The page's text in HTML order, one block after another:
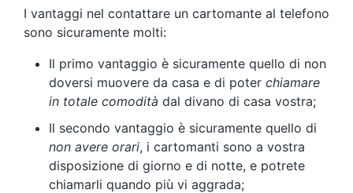
I vantaggi nel contattare un cartomante al telefono
sono sicuramente molti:
Il primo vantaggio è sicuramente quello di non
doversi muovere da casa e di poter chiamare
in totale comodità dal divano di casa vostra;
Il secondo vantaggio è sicuramente quello di
non avere orari, i cartomanti sono a vostra
disposizione di giorno e di notte, e potrete
chiamarli quando più vi aggrada;